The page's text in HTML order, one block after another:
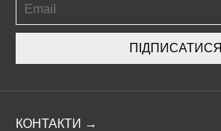
ПІДПИСАТИСЯ
КОНТАКТИ →